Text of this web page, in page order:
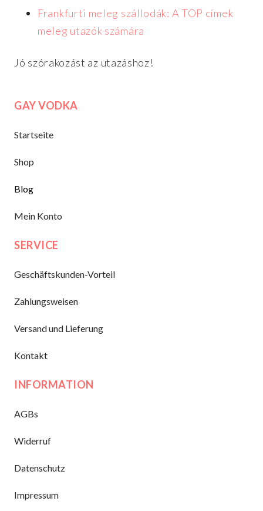
Frankfurti meleg szállodák: A TOP címek
meleg utazók számára
Jó szórakozást az utazáshoz!
GAY VODKA
Startseite
Shop
Blog
Mein Konto
SERVICE
Geschäftskunden-Vorteil
Zahlungsweisen
Versand und Lieferung
Kontakt
INFORMATION
AGBs
Widerruf
Datenschutz
Impressum